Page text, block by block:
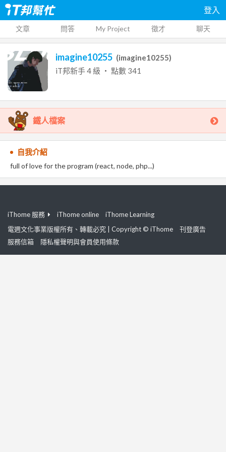
登入
文章 問答 My Project 徵才 聊天
imagine10255 (imagine10255)
iT邦新手4 級 ‧ 點數 341
鐵人檔案
自我介紹
full of love for the program (react, node, php...)
iThome 服務 iThome online
iThome Learning
電週文化事業版權所有、轉載必究 | Copyright © iThome
刊登廣告
服務信箱
隱私權聲明與會員使用條款